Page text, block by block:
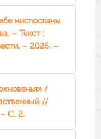
ниспосланы
– Текст :
– 2026. –
/
//
С. 2.